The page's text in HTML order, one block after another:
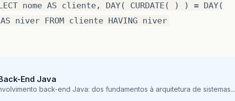
nome AS cliente, DAY( CURDATE( ) ) = DAY(
niver FROM cliente HAVING niver
End Java
back-end Java: dos fundamentos à arquitetura de sistemas...